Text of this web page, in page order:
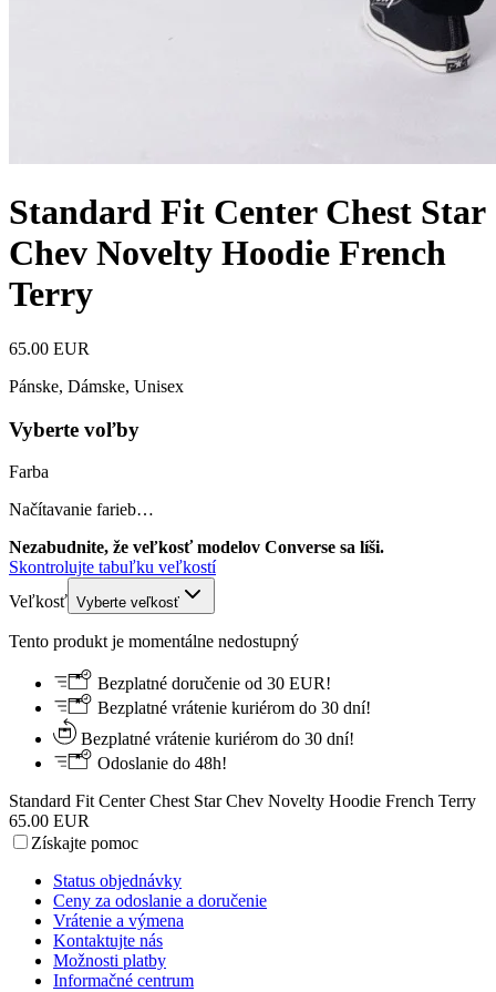
Standard Fit Center Chest Star
Chev Novelty Hoodie French
Terry
65.00 EUR
Pánske, Dámske, Unisex
Vyberte voľby
Farba
Načítavanie farieb…
Nezabudnite, že veľkosť modelov Converse sa líši.
Skontrolujte tabuľku veľkostí
Veľkosť Vyberte veľkosť
Tento produkt je momentálne nedostupný
Bezplatné doručenie od 30 EUR!
Bezplatné vrátenie kuriérom do 30 dní!
Bezplatné vrátenie kuriérom do 30 dní!
Odoslanie do 48h!
Standard Fit Center Chest Star Chev Novelty Hoodie French Terry
65.00 EUR
Získajte pomoc
Status objednávky
Ceny za odoslanie a doručenie
Vrátenie a výmena
Kontaktujte nás
Možnosti platby
Informačné centrum